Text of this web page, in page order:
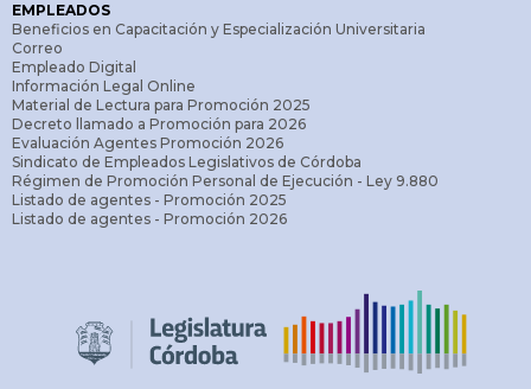
EMPLEADOS
Beneficios en Capacitación y Especialización Universitaria
Correo
Empleado Digital
Información Legal Online
Material de Lectura para Promoción 2025
Decreto llamado a Promoción para 2026
Evaluación Agentes Promoción 2026
Sindicato de Empleados Legislativos de Córdoba
Régimen de Promoción Personal de Ejecución - Ley 9.880
Listado de agentes - Promoción 2025
Listado de agentes - Promoción 2026